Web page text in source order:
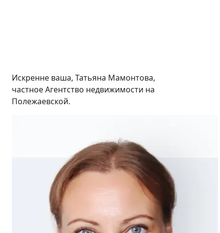
Искренне ваша, Татьяна Мамонтова,
частное Агентство недвижимости на
Полежаевской.